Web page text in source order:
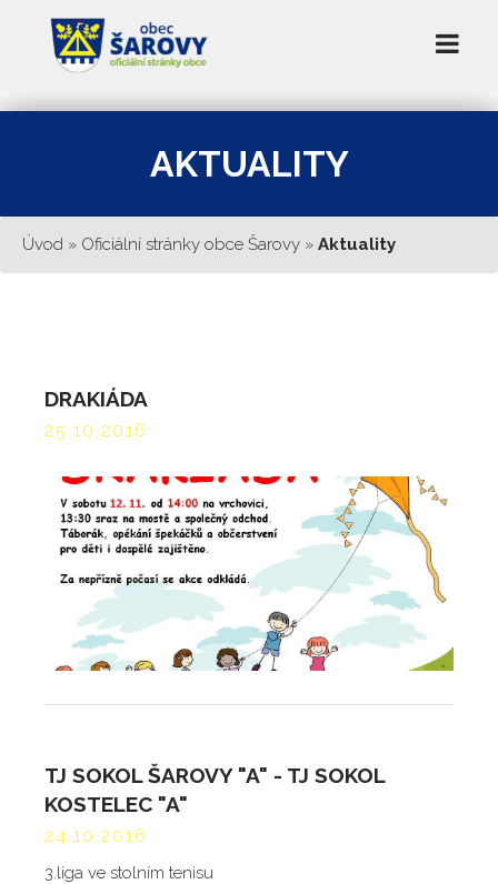
AKTUALITY
Úvod » Oficiální stránky obce Šarovy » Aktuality
DRAKIÁDA
25.10.2016
TJ SOKOL ŠAROVY "A" - TJ SOKOL
KOSTELEC "A"
24.10.2016
3.liga ve stolním tenisu